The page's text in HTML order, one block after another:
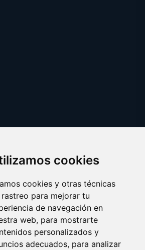
cookies
cookies y otras técnicas
para mejorar tu
de navegación en
web, para mostrarte
personalizados y
adecuados, para analizar
cookies preferences
© 2025 wipedia.es